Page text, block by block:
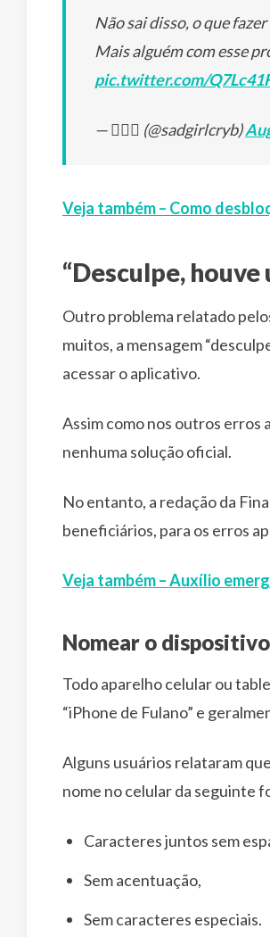
Não sai disso, o que fazer
Mais alguém com esse
pic.twitter.com/
— 🧚🏽‍♀️ (@sadgirlcryb)
Veja também – Como
“Desculpe,
Outro problema relatado
muitos, a mensagem
acessar o aplicativo.
Assim como nos outros erros
nenhuma solução oficial.
No entanto, a redação da
beneficiários, para os erros
Veja também – Auxílio
Nomear o
Todo aparelho celular ou
“iPhone de Fulano” e
Alguns usuários relataram
nome no celular da seguinte
Caracteres juntos sem
Sem acentuação,
Sem caracteres especiais.